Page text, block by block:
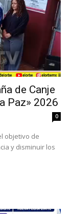
de Canje
Paz» 2026
0
objetivo de
y disminuir los